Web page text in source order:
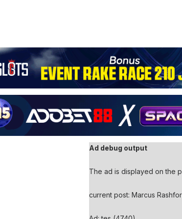
Ad debug output
The ad is displayed on the
current post: Marcus